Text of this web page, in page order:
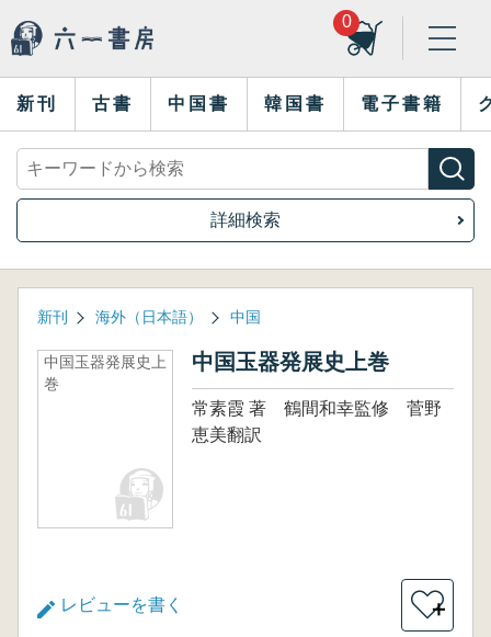
0
新刊 古書 中国書 韓国書 電子書籍
詳細検索
新刊 海外（日本語） 中国
中国玉器発展史上
巻
中国玉器発展史上巻
常素霞 著 鶴間和幸監修 菅野
恵美翻訳
レビューを書く ＋